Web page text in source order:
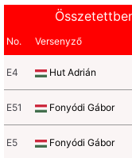
No. Versenyző
E4 Hut Adrián
E51 Fonyódi Gábor
E5 Fonyódi Gábor